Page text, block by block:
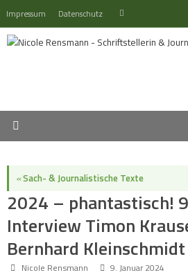
Inhalt
springen
Impressum Datenschutz Suchen
«Sach- & Journalistische Texte
2024 – phantastisch!
Interview Timon
Bernhard Kleinschmidt
Nicole Rensmann
9. Januar 2024